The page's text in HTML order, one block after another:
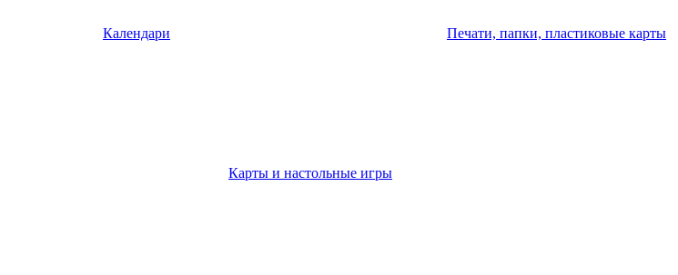
Календари Печати, папки, пластиковые карты
Карты и настольные игры